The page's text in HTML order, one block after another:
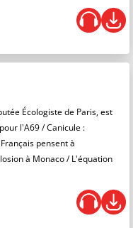
Écologiste de Paris, est
l'A69 / Canicule :
pensent à
à Monaco / L'équation